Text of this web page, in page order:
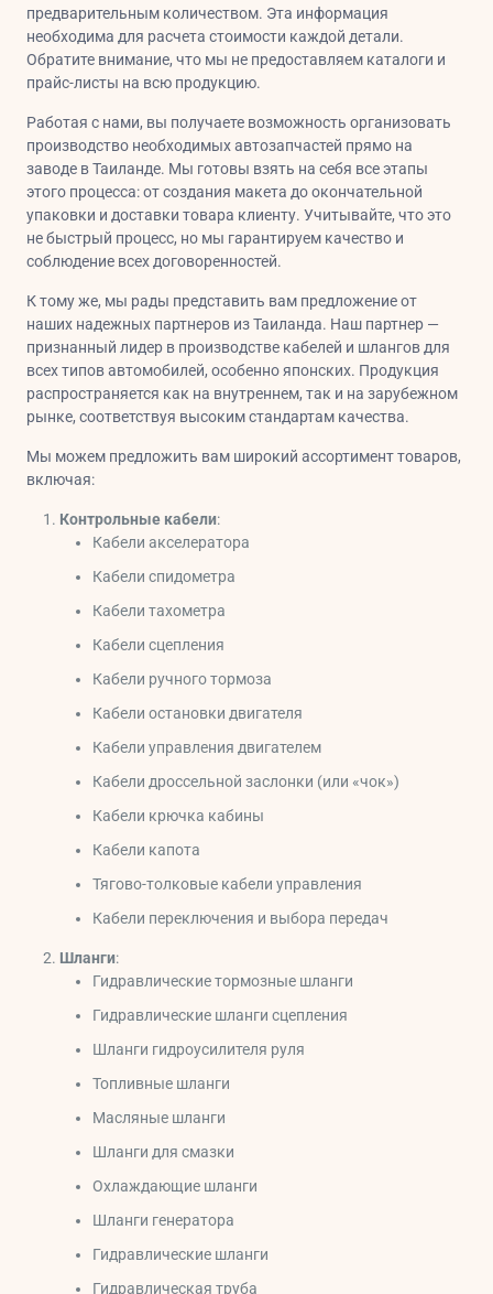
предварительным количеством. Эта информация
необходима для расчета стоимости каждой детали.
Обратите внимание, что мы не предоставляем каталоги и
прайс-листы на всю продукцию.
Работая с нами, вы получаете возможность организовать
производство необходимых автозапчастей прямо на
заводе в Таиланде. Мы готовы взять на себя все этапы
этого процесса: от создания макета до окончательной
упаковки и доставки товара клиенту. Учитывайте, что это
не быстрый процесс, но мы гарантируем качество и
соблюдение всех договоренностей.
К тому же, мы рады представить вам предложение от
наших надежных партнеров из Таиланда. Наш партнер —
признанный лидер в производстве кабелей и шлангов для
всех типов автомобилей, особенно японских. Продукция
распространяется как на внутреннем, так и на зарубежном
рынке, соответствуя высоким стандартам качества.
Мы можем предложить вам широкий ассортимент товаров,
включая:
Контрольные кабели:
Кабели акселератора
Кабели спидометра
Кабели тахометра
Кабели сцепления
Кабели ручного тормоза
Кабели остановки двигателя
Кабели управления двигателем
Кабели дроссельной заслонки (или «чок»)
Кабели крючка кабины
Кабели капота
Тягово-толковые кабели управления
Кабели переключения и выбора передач
Шланги:
Гидравлические тормозные шланги
Гидравлические шланги сцепления
Шланги гидроусилителя руля
Топливные шланги
Масляные шланги
Шланги для смазки
Охлаждающие шланги
Шланги генератора
Гидравлические шланги
Гидравлическая труба